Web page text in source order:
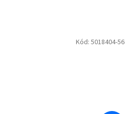
Kód: 5018404-56